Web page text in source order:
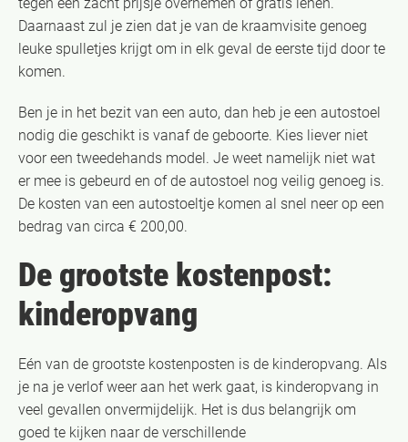
Daarnaast zul je zien dat je van de kraamvisite genoeg
leuke spulletjes krijgt om in elk geval de eerste tijd door te
komen.
Ben je in het bezit van een auto, dan heb je een autostoel
nodig die geschikt is vanaf de geboorte. Kies liever niet
voor een tweedehands model. Je weet namelijk niet wat
er mee is gebeurd en of de autostoel nog veilig genoeg is.
De kosten van een autostoeltje komen al snel neer op een
bedrag van circa € 200,00.
De grootste kostenpost:
kinderopvang
Eén van de grootste kostenposten is de kinderopvang. Als
je na je verlof weer aan het werk gaat, is kinderopvang in
veel gevallen onvermijdelijk. Het is dus belangrijk om
goed te kijken naar de verschillende